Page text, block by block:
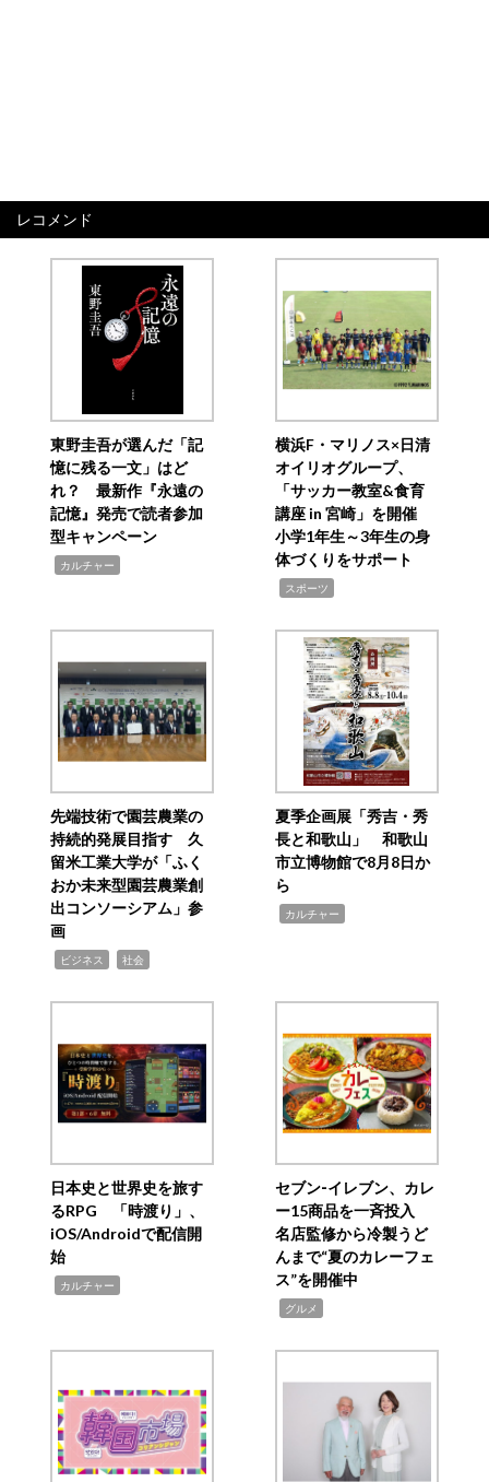
レコメンド
東野圭吾が選んだ「記
憶に残る一文」はど
れ？ 最新作『永遠の
記憶』発売で読者参加
型キャンペーン
カルチャー
横浜F・マリノス×日清
オイリオグループ、
「サッカー教室&食育
講座 in 宮崎」を開催
小学1年生～3年生の身
体づくりをサポート
スポーツ
先端技術で園芸農業の
持続的発展目指す 久
留米工業大学が「ふく
おか未来型園芸農業創
出コンソーシアム」参
画
ビジネス 社会
夏季企画展「秀吉・秀
長と和歌山」 和歌山
市立博物館で8月8日か
ら
カルチャー
日本史と世界史を旅す
るRPG 「時渡り」、
iOS/Androidで配信開
始
カルチャー
セブン‐イレブン、カレ
ー15商品を一斉投入
名店監修から冷製うど
んまで“夏のカレーフェ
ス”を開催中
グルメ